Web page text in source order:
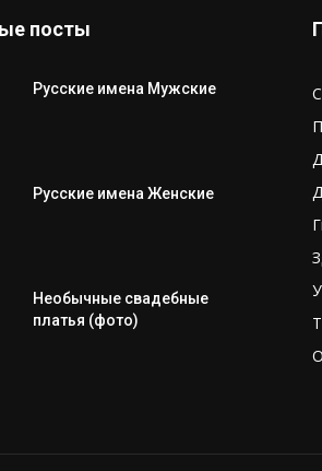
посты
Русские имена Мужские
Русские имена Женские
Необычные свадебные
платья (фото)